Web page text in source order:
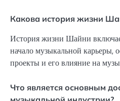
Какова история жизни
История жизни Шайни
начало музыкальной карьеры,
проекты и его влияние на
Что является основным